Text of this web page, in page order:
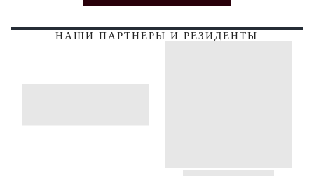
НАШИ ПАРТНЕРЫ И РЕЗИДЕНТЫ